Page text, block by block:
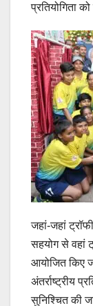
प्रतियोगिता
जहां-जहां
सहयोग से वहां
आयोजित किए
अंतर्राष्ट्रीय
सुनिश्चित की